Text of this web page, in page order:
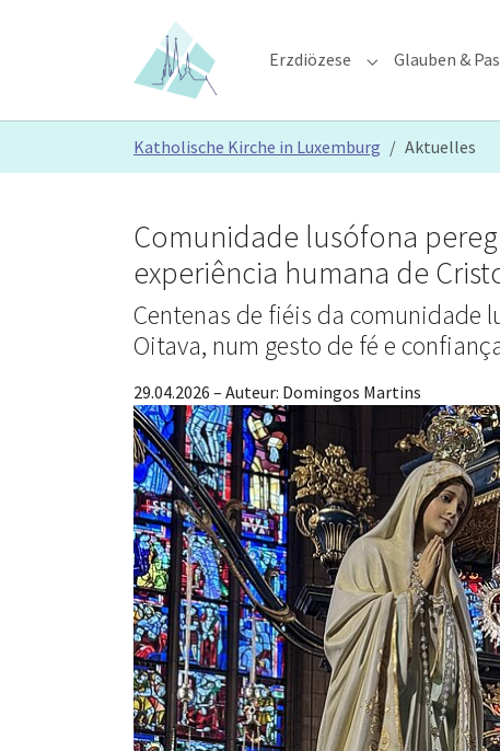
Erzdiözese Submenu for
Glauben &
Katholische Kirche in Luxemburg Aktuelles
Comunidade lusófona
experiência humana de
Centenas de fiéis da comunidade
Oitava, num gesto de fé e
29.04.2026 – Auteur: Domingos Martins